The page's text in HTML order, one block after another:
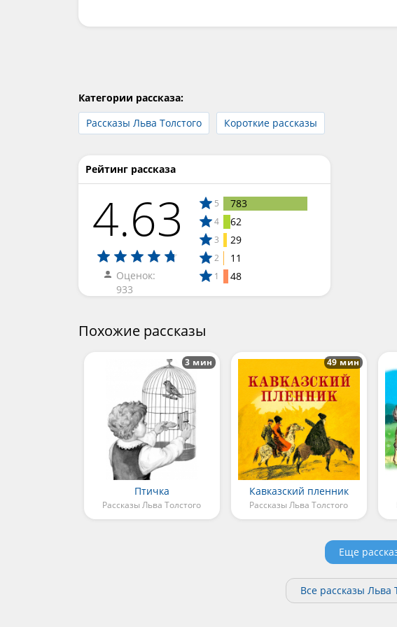
Категории рассказа:
Рассказы Льва Толстого
Короткие рассказы
Рейтинг рассказа
4.63
Оценок:
933
5 783
4 62
3 29
2 11
1 48
Похожие рассказы
Птичка
Рассказы Льва Толстого
3 мин
Кавказский пленник
Рассказы Льва Толстого
49 мин
Еще
Все рассказы Льва